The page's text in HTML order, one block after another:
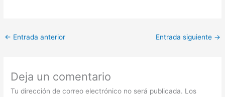
← Entrada anterior Entrada siguiente →
Deja un comentario
Tu dirección de correo electrónico no será publicada. Los